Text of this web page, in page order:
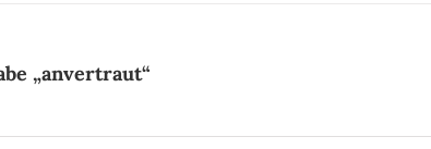
„anvertraut“